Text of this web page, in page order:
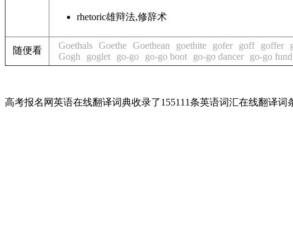
rhetoric雄辩法,修辞术
随便看 Goethals Goethe Goethean goethite gofer goff goffer
Gogh
goglet go-go go-go boot go-go dancer go-go fund
高考报名网英语在线翻译词典收录了155111条英语词汇在线翻译